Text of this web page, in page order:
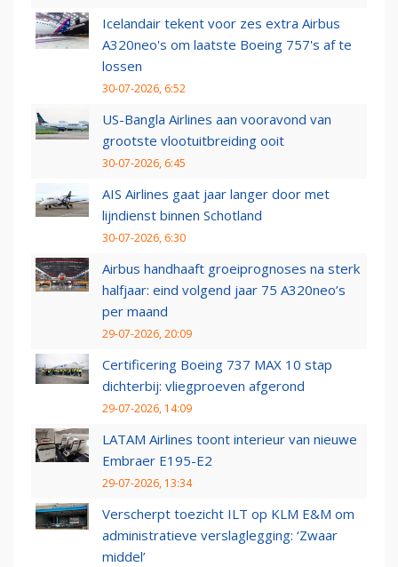
Icelandair tekent voor zes extra Airbus
A320neo's om laatste Boeing 757's af te
lossen
30-07-2026, 6:52
US-Bangla Airlines aan vooravond van
grootste vlootuitbreiding ooit
30-07-2026, 6:45
AIS Airlines gaat jaar langer door met
lijndienst binnen Schotland
30-07-2026, 6:30
Airbus handhaaft groeiprognoses na sterk
halfjaar: eind volgend jaar 75 A320neo’s
per maand
29-07-2026, 20:09
Certificering Boeing 737 MAX 10 stap
dichterbij: vliegproeven afgerond
29-07-2026, 14:09
LATAM Airlines toont interieur van nieuwe
Embraer E195-E2
29-07-2026, 13:34
Verscherpt toezicht ILT op KLM E&M om
administratieve verslaglegging: ‘Zwaar
middel’